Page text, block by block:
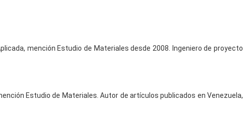
mención Estudio de Materiales desde 2008. Ingeniero de proyecto
Estudio de Materiales. Autor de artículos publicados en Venezuela,